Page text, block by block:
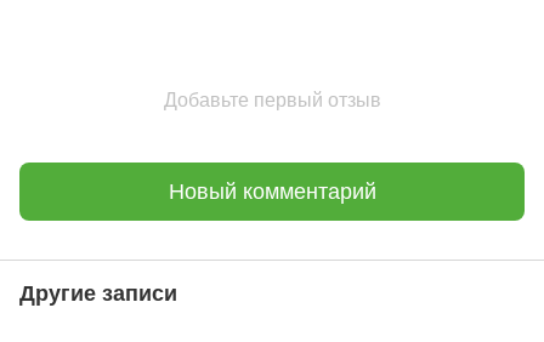
Добавьте первый отзыв
Новый комментарий
Другие записи